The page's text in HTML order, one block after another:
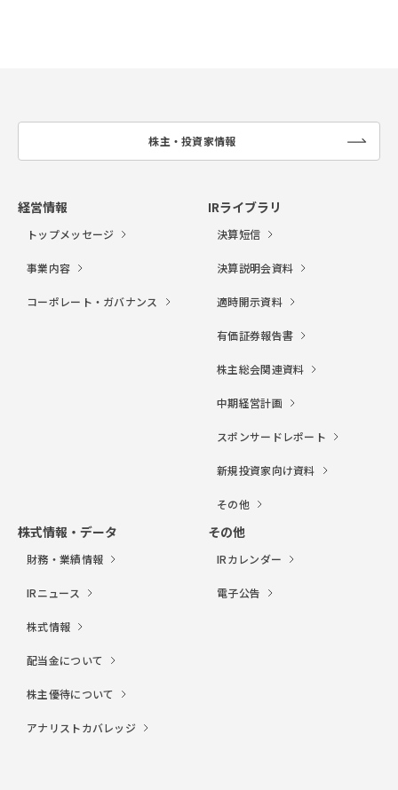
株主・投資家情報
リ
ン
経営情報
トップメッセージ
事業内容
コーポレート・ガバナンス
IRライブラリ
決算短信
決算説明会資料
適時開示資料
有価証券報告書
株主総会関連資料
中期経営計画
スポンサードレポート
新規投資家向け資料
その他
株式情報・データ
財務・業績情報
IRニュース
株式情報
配当金について
株主優待について
アナリストカバレッジ
その他
IRカレンダー
電子公告